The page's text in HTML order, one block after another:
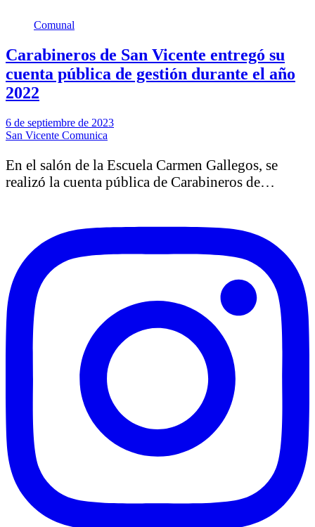
Comunal
Carabineros de San Vicente entregó su
cuenta pública de gestión durante el año
2022
6 de septiembre de 2023
San Vicente Comunica
En el salón de la Escuela Carmen Gallegos, se
realizó la cuenta pública de Carabineros de…